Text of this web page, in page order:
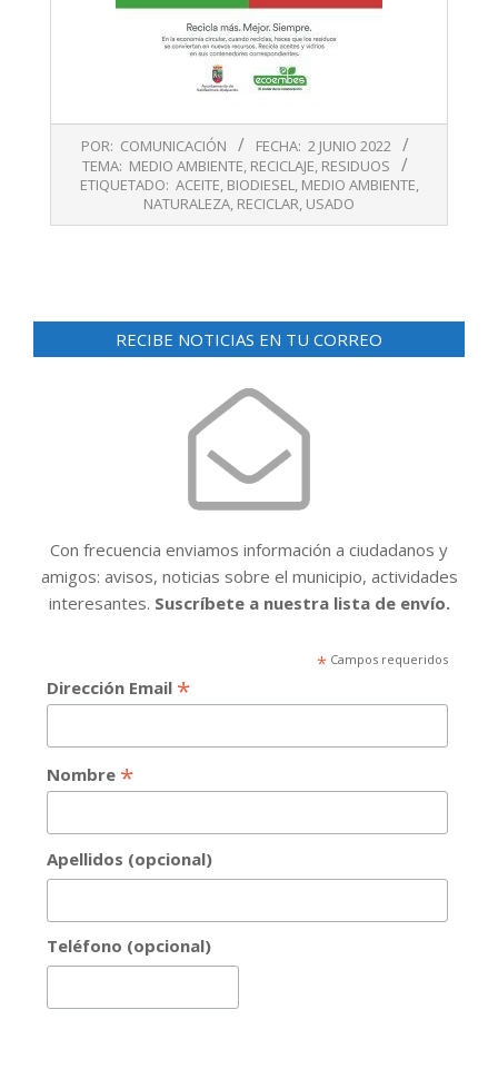
POR: COMUNICACIÓN FECHA: 2 JUNIO 2022
TEMA: MEDIO AMBIENTE, RECICLAJE, RESIDUOS
ETIQUETADO: ACEITE, BIODIESEL, MEDIO AMBIENTE,
NATURALEZA, RECICLAR, USADO
RECIBE NOTICIAS EN TU CORREO
Con frecuencia enviamos información a ciudadanos y
amigos: avisos, noticias sobre el municipio, actividades
interesantes. Suscríbete a nuestra lista de envío.
*Campos requeridos
Dirección Email *
Nombre *
Apellidos (opcional)
Teléfono (opcional)